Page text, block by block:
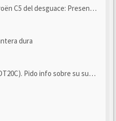
desguace: Presentación y seguimiento
dura
Pido info sobre su sustitución